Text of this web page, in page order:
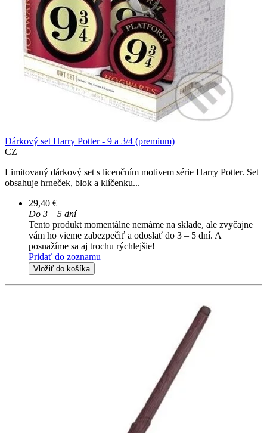
Dárkový set Harry Potter - 9 a 3/4 (premium)
CZ
Limitovaný dárkový set s licenčním motivem série Harry Potter. Set
obsahuje hrneček, blok a klíčenku...
29,40 €
Do 3 – 5 dní
Tento produkt momentálne nemáme na sklade, ale zvyčajne
vám ho vieme zabezpečiť a odoslať do 3 – 5 dní. A
posnažíme sa aj trochu rýchlejšie!
Pridať do zoznamu
Vložiť do košíka